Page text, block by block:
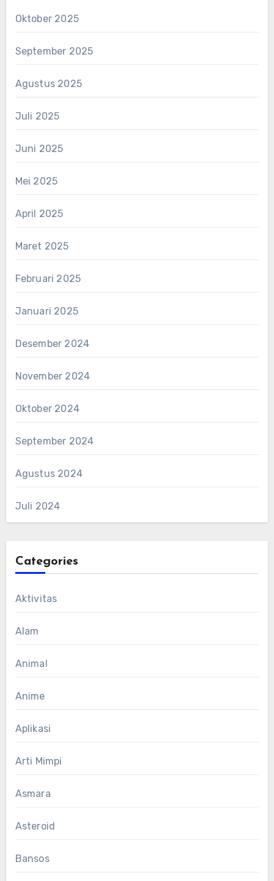
Oktober 2025
September 2025
Agustus 2025
Juli 2025
Juni 2025
Mei 2025
April 2025
Maret 2025
Februari 2025
Januari 2025
Desember 2024
November 2024
Oktober 2024
September 2024
Agustus 2024
Juli 2024
Categories
Aktivitas
Alam
Animal
Anime
Aplikasi
Arti Mimpi
Asmara
Asteroid
Bansos